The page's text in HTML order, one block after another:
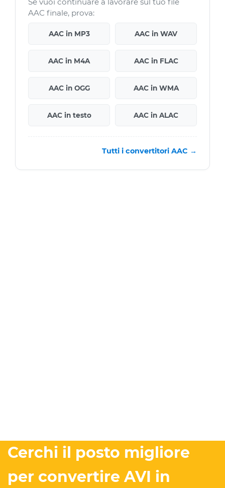
AAC finale, prova:
AAC in MP3 AAC in WAV
AAC in M4A AAC in FLAC
AAC in OGG AAC in WMA
AAC in testo AAC in ALAC
Tutti i convertitori AAC →
Cerchi il posto migliore
per convertire AVI in